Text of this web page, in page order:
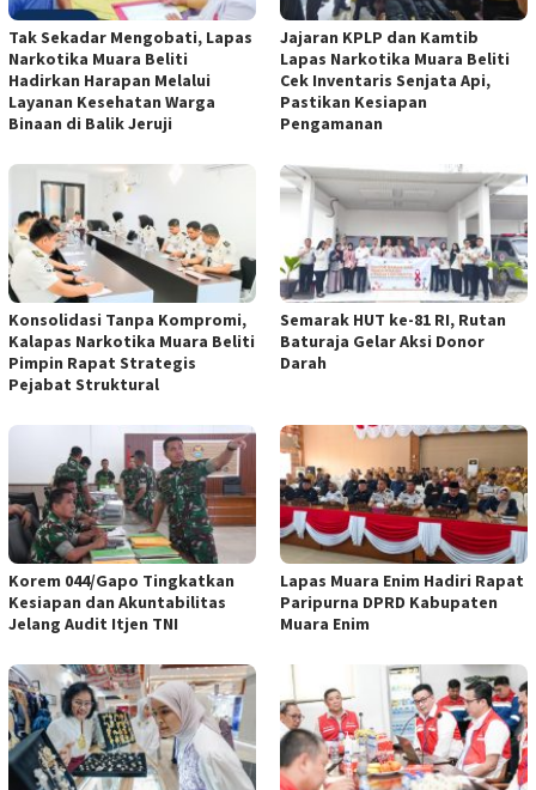
Tak Sekadar Mengobati, Lapas
Narkotika Muara Beliti
Hadirkan Harapan Melalui
Layanan Kesehatan Warga
Binaan di Balik Jeruji
Jajaran KPLP dan Kamtib
Lapas Narkotika Muara Beliti
Cek Inventaris Senjata Api,
Pastikan Kesiapan
Pengamanan
Konsolidasi Tanpa Kompromi,
Kalapas Narkotika Muara Beliti
Pimpin Rapat Strategis
Pejabat Struktural
Semarak HUT ke-81 RI, Rutan
Baturaja Gelar Aksi Donor
Darah
Korem 044/Gapo Tingkatkan
Kesiapan dan Akuntabilitas
Jelang Audit Itjen TNI
Lapas Muara Enim Hadiri Rapat
Paripurna DPRD Kabupaten
Muara Enim